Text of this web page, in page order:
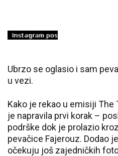
Ubrzo se oglasio i sam
u vezi.
Kako je rekao u emisiji The
je napravila prvi korak –
podrške dok je prolazio
pevačice Fajerouz. Dodao
očekuju još zajedničkih